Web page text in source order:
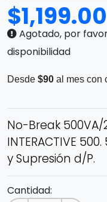
$1,199.00
Agotado, por
disponibilidad
Desde $90 al mes con
No-Break 500VA/
INTERACTIVE
y Supresión d/P.
Cantidad: